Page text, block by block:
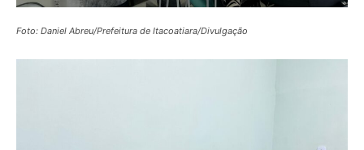
Foto: Daniel Abreu/Prefeitura de Itacoatiara/Divulgação